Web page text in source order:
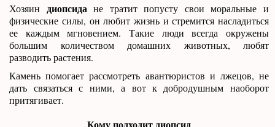
Хозяин диопсида не тратит попусту свои моральные и
физические силы, он любит жизнь и стремится насладиться
ее каждым мгновением. Такие люди всегда окружены
большим количеством домашних животных, любят
разводить растения.
Камень помогает рассмотреть авантюристов и лжецов, не
дать связаться с ними, а вот к добродушным наоборот
притягивает.
Кому подходит диопсид